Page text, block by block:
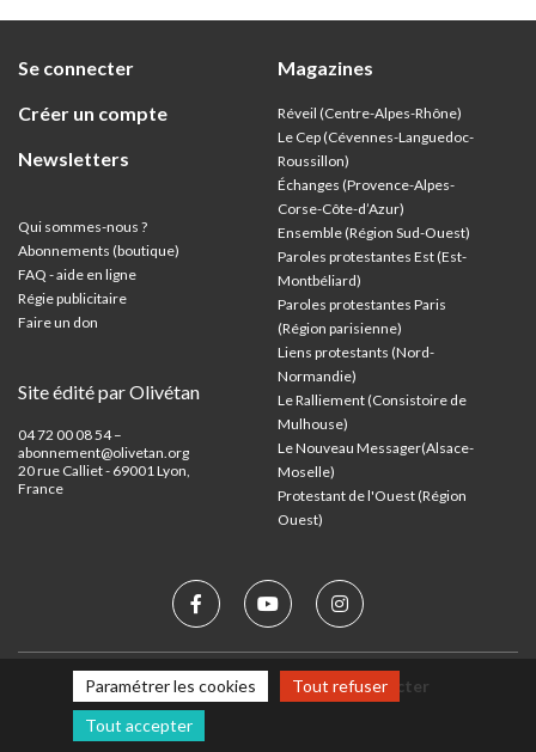
Se connecter
Créer un compte
Newsletters
Qui sommes-nous ?
Abonnements (boutique)
FAQ - aide en ligne
Régie publicitaire
Faire un don
Site édité par Olivétan
04 72 00 08 54 –
abonnement@olivetan.org
20 rue Calliet - 69001 Lyon,
France
Magazines
Réveil (Centre-Alpes-Rhône)
Le Cep (Cévennes-Languedoc-
Roussillon)
Échanges (Provence-Alpes-
Corse-Côte-d’Azur)
Ensemble (Région Sud-Ouest)
Paroles protestantes Est (Est-
Montbéliard)
Paroles protestantes Paris
(Région parisienne)
Liens protestants (Nord-
Normandie)
Le Ralliement (Consistoire de
Mulhouse)
Le Nouveau Messager(Alsace-
Moselle)
Protestant de l'Ouest (Région
Ouest)
Mentions légales Nous contacter
Paramétrer les cookies
Tout refuser
Tout accepter